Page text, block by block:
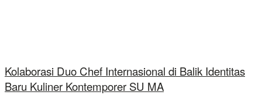
Kolaborasi Duo Chef Internasional di Balik Identitas
Baru Kuliner Kontemporer SU MA